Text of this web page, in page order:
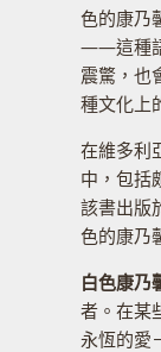
色的康乃
——這種語
震驚，也
種文化上
在維多利
中，包括
該書出版
色的康乃
白色康乃
者。在某
永恆的愛